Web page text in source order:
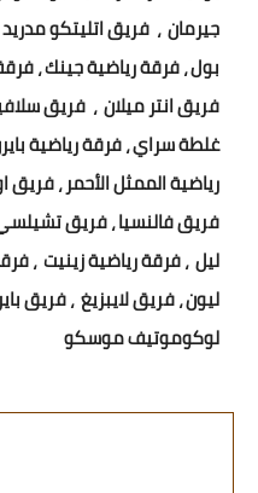
جيرمان ، فريق اتليتكو
بول ، فرقة رياضية جينك ،
فريق انتر ميلان ، فريق
غلطة سراي ، فرقة رياضية
رياضية الممثل الأحمر ، فريق
فريق فالنسيا ، فريق
ليل ، فرقة رياضية زينيت ،
ليون ، فريق لايبزيغ ، فريق
لوكوموتيف موسكو